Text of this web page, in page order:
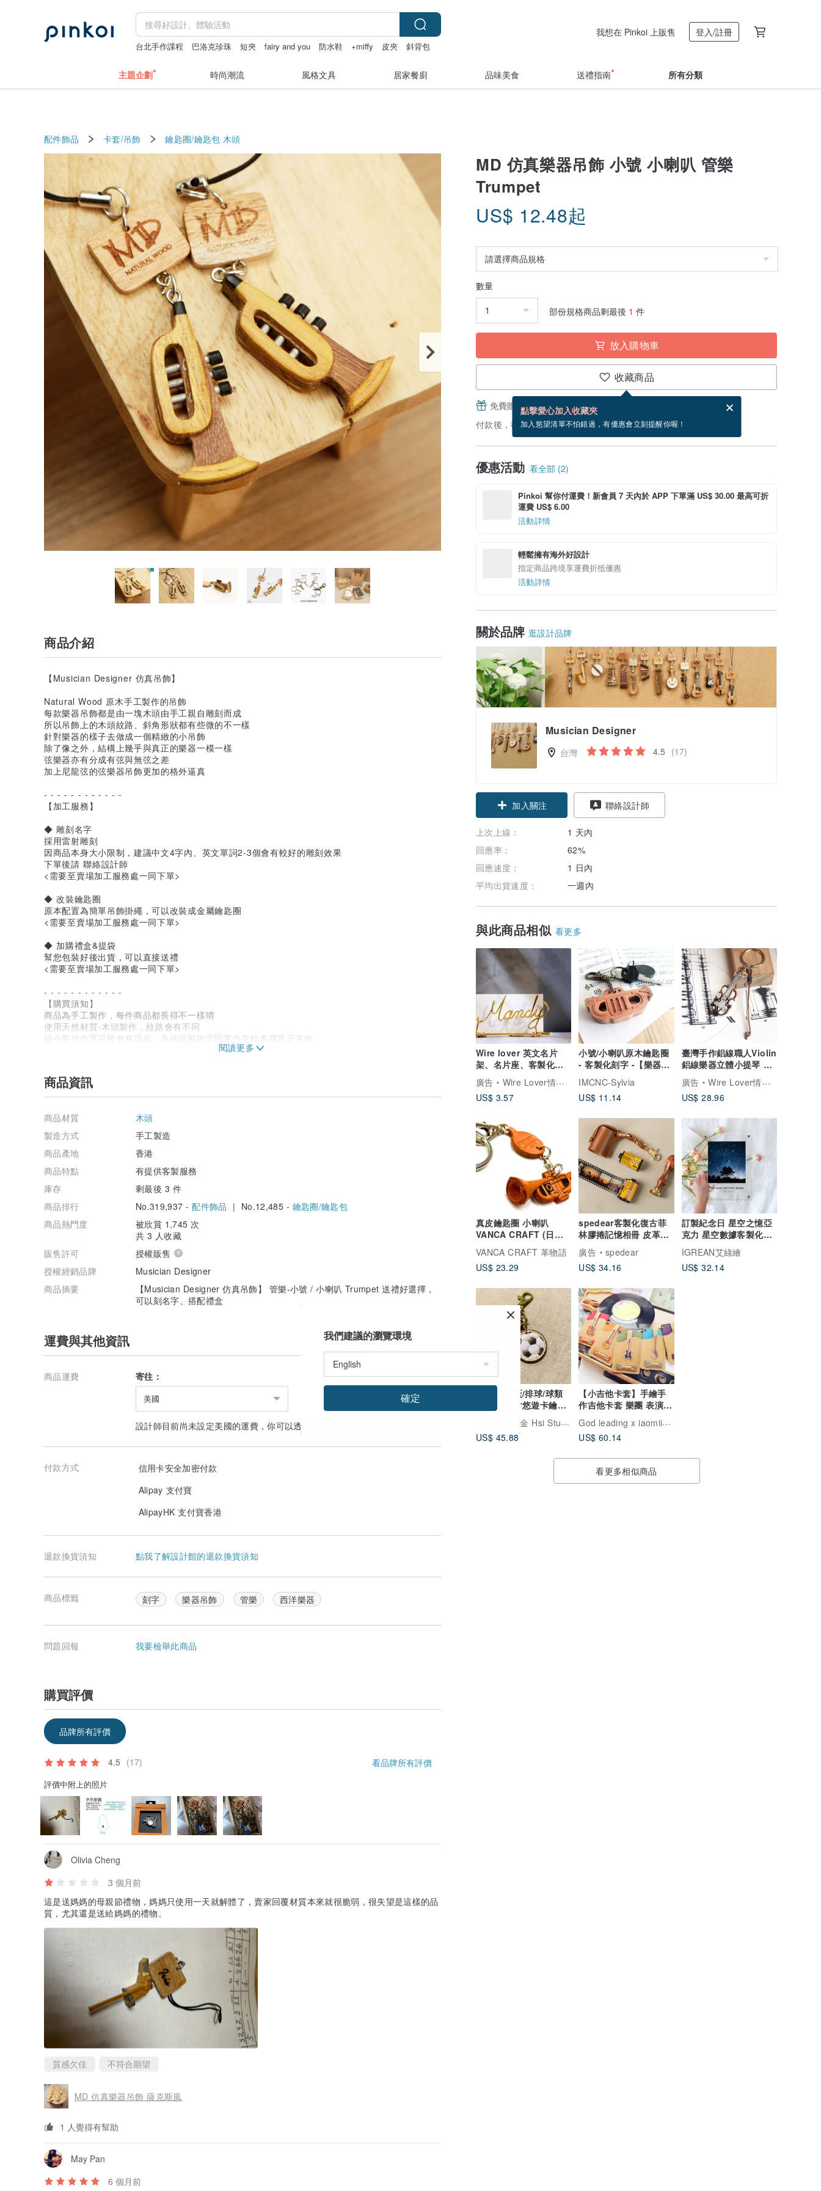
台北手作課程 巴洛克珍珠 短夾 fairy and you 防水鞋 +miffy 皮夾 斜背包
我想在 Pinkoi 上販售 登入/註冊
主題企劃 時尚潮流 風格文具 居家餐廚 品味美食 送禮指南 所有分類
配件飾品 卡套/吊飾 鑰匙圈/鑰匙包 木頭
MD 仿真樂器吊飾 小號 小喇叭 管樂
Trumpet
US$ 12.48起
數量
部份規格商品剩最後 1 件
放入購物車
收藏商品
點擊愛心加入收藏夾
加入慾望清單不怕錯過，有優惠會立刻提醒你喔！
免費贈送電子賀卡，結帳完成後填寫
付款後，從備貨到寄出商品為 3 個工作天。（不包含假日）
優惠活動 看全部 (2)
Pinkoi 幫你付運費！新會員 7 天內於 APP 下單滿 US$ 30.00 最高可折
運費 US$ 6.00
活動詳情
輕鬆擁有海外好設計
指定商品跨境享運費折抵優惠
活動詳情
關於品牌 逛設計品牌
Musician Designer
台灣 4.5 (17)
加入關注 聯絡設計師
上次上線：
1 天內
回應率：
62%
回應速度：
1 日內
平均出貨速度：
一週內
與此商品相似 看更多
Wire lover 英文名片
架、名片座、客製化、
金屬線創作 耶誕節禮物
廣告
Wire Lover情鋁線藝術工作室
US$ 3.57
小號/小喇叭原木鑰匙圈
- 客製化刻字 -【樂器系
列】
IMCNC-Sylvia
US$ 11.14
臺灣手作鋁線職人Violin
鋁線樂器立體小提琴 交
換禮物 耶誕禮物
廣告
Wire Lover情鋁線藝術工作室
US$ 28.96
真皮鑰匙圈 小喇叭
VANCA CRAFT (日本
職人手工製造)
VANCA CRAFT 革物語
US$ 23.29
spedear客製化復古菲
林膠捲記憶相冊 皮革鑰
匙扣版
廣告
spedear
US$ 34.16
訂製紀念日 星空之憶亞
克力 星空數據客製化生
日 節日 情人節禮物
IGREAN艾綠繪
US$ 32.14
足球/世界盃/排球/球類
指定款/晶片悠遊卡鑰匙
禧蒔金 Hsi Studio
US$ 45.88
【小吉他卡套】手繪手
作吉他卡套 樂團 表演
God leading x iaomii_taiwan
US$ 60.14
看更多相似商品
商品介紹
【Musician Designer 仿真吊飾】
Natural Wood 原木手工製作的吊飾
每款樂器吊飾都是由一塊木頭由手工親自雕刻而成
所以吊飾上的木頭紋路、斜角形狀都有些微的不一樣
針對樂器的樣子去做成一個精緻的小吊飾
除了像之外，結構上幾乎與真正的樂器一模一樣
弦樂器亦有分成有弦與無弦之差
加上尼龍弦的弦樂器吊飾更加的格外逼真
- - - - - - - - - - - -
【加工服務】
◆ 雕刻名字
採用雷射雕刻
因商品本身大小限制，建議中文4字內、英文單詞2-3個會有較好的雕刻效果
下單後請 聯絡設計師
<需要至賣場加工服務處一同下單>
◆ 改裝鑰匙圈
原本配置為簡單吊飾掛繩，可以改裝成金屬鑰匙圈
<需要至賣場加工服務處一同下單>
◆ 加購禮盒&提袋
幫您包裝好後出貨，可以直接送禮
<需要至賣場加工服務處一同下單>
- - - - - - - - - - - -
【購買須知】
商品為手工製作，每件商品都長得不一樣唷
使用天然材質-木頭製作，紋路會有不同
細小零件位置可能會有誤差，為確保黏的牢固零件有較多膠是正常的
商品資訊
商品材質
木頭
製造方式
手工製造
商品產地
香港
商品特點
有提供客製服務
庫存
剩最後 3 件
商品排行
No.319,937 -配件飾品 | No.12,485 - 鑰匙圈/鑰匙包
商品熱門度
被欣賞 1,745 次
共 3 人收藏
販售許可
授權販售
授權經銷品牌
Musician Designer
商品摘要
【Musician Designer 仿真吊飾】 管樂-小號 / 小喇叭 Trumpet 送禮好選擇，
可以刻名字、搭配禮盒
運費與其他資訊
商品運費 寄往：
美國
設計師目前尚未設定美國的運費，你可以透過
付款方式
信用卡安全加密付款
Alipay 支付寶
AlipayHK 支付寶香港
退款換貨須知 點我了解設計館的退款換貨須知
商品標籤 刻字 樂器吊飾 管樂 西洋樂器
問題回報 我要檢舉此商品
購買評價
品牌所有評價
4.5 (17) 看品牌所有評價
評價中附上的照片
Olivia Cheng
3 個月前
這是送媽媽的母親節禮物，媽媽只使用一天就解體了，賣家回覆材質本來就很脆弱，很失望是這樣的品
質，尤其還是送給媽媽的禮物。
質感欠佳 不符合期望
MD 仿真樂器吊飾 薩克斯風
1 人覺得有幫助
May Pan
6 個月前
我們建議的瀏覽環境
確定